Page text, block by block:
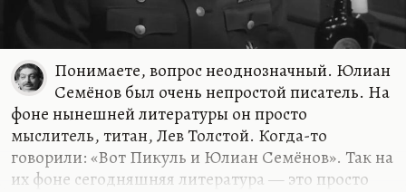
Понимаете, вопрос неоднозначный. Юлиан
Семёнов был очень непростой писатель. На
фоне нынешней литературы он просто
мыслитель, титан, Лев Толстой. Когда-то
говорили: «Вот Пикуль и Юлиан Семёнов». Так на
их фоне сегодняшняя литература — это просто